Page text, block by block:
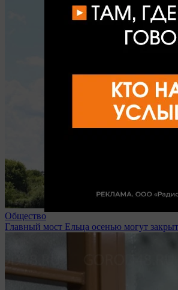
Общество
Главный мост Ельца осенью могут